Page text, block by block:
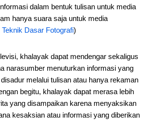
dalam bentuk tulisan untuk media
hanya suara saja untuk media
Teknik Dasar Fotografi)
khalayak dapat mendengar sekaligus
narasumber menuturkan informasi yang
melalui tulisan atau hanya rekaman
begitu, khalayak dapat merasa lebih
yang disampaikan karena menyaksikan
kesaksian atau informasi yang diberikan